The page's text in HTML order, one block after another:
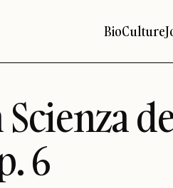
BioCulture
6